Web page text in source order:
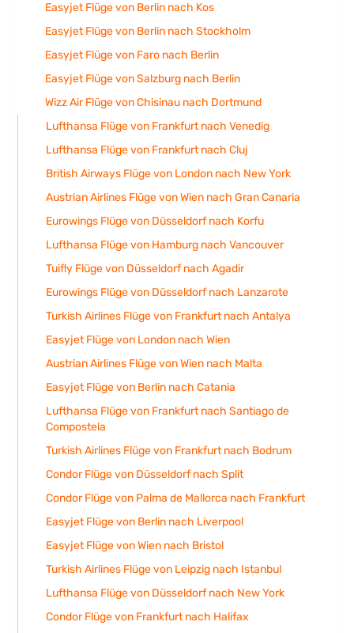
Easyjet Flüge von Berlin nach Kos
Easyjet Flüge von Berlin nach Stockholm
Easyjet Flüge von Faro nach Berlin
Easyjet Flüge von Salzburg nach Berlin
Wizz Air Flüge von Chisinau nach Dortmund
Lufthansa Flüge von Frankfurt nach Venedig
Lufthansa Flüge von Frankfurt nach Cluj
British Airways Flüge von London nach New York
Austrian Airlines Flüge von Wien nach Gran Canaria
Eurowings Flüge von Düsseldorf nach Korfu
Lufthansa Flüge von Hamburg nach Vancouver
Tuifly Flüge von Düsseldorf nach Agadir
Eurowings Flüge von Düsseldorf nach Lanzarote
Turkish Airlines Flüge von Frankfurt nach Antalya
Easyjet Flüge von London nach Wien
Austrian Airlines Flüge von Wien nach Malta
Easyjet Flüge von Berlin nach Catania
Lufthansa Flüge von Frankfurt nach Santiago de
Compostela
Turkish Airlines Flüge von Frankfurt nach Bodrum
Condor Flüge von Düsseldorf nach Split
Condor Flüge von Palma de Mallorca nach Frankfurt
Easyjet Flüge von Berlin nach Liverpool
Easyjet Flüge von Wien nach Bristol
Turkish Airlines Flüge von Leipzig nach Istanbul
Lufthansa Flüge von Düsseldorf nach New York
Condor Flüge von Frankfurt nach Halifax